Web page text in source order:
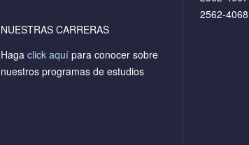
NUESTRAS CARRERAS
Haga click aquí para conocer sobre
nuestros programas de estudios
2562-4068